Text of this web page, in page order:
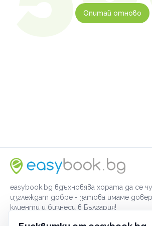
Опитай отново
easybook.bg вдъхновява хората да се
изглеждат добре - затова имаме
клиенти и бизнеси в България!